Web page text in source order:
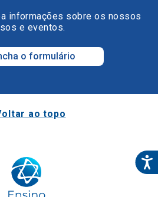
informações sobre os nossos
e eventos.
o formulário
ao topo